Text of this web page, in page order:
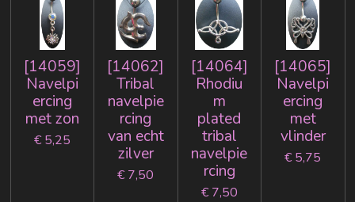
[14059]
Navelpi
ercing
met zon
€ 5,25
[14062]
Tribal
navelpie
rcing
van echt
zilver
€ 7,50
[14064]
Rhodiu
m
plated
tribal
navelpie
rcing
€ 7,50
[14065]
Navelpi
ercing
met
vlinder
€ 5,75